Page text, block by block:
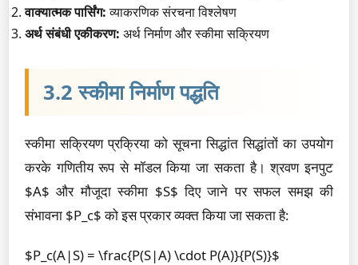
वाक्यात्मक पार्सिंग:व्याकरणिक संरचना विश्लेषण
अर्थ संबंधी एकीकरण: अर्थ निर्माण और स्कीमा सक्रियण
3.2 स्कीमा निर्माण पद्धति
स्कीमा सक्रियण प्रक्रिया को सूचना सिद्धांत सिद्धांतों का उपयोग
करके गणितीय रूप से मॉडल किया जा सकता है। श्रवण इनपुट
$A$ और मौजूदा स्कीमा $S$ दिए जाने पर सफल समझ की
संभावना $P_c$ को इस प्रकार व्यक्त किया जा सकता है:
$P_c(A|S) = \frac{P(S|A) \cdot P(A)}{P(S)}$